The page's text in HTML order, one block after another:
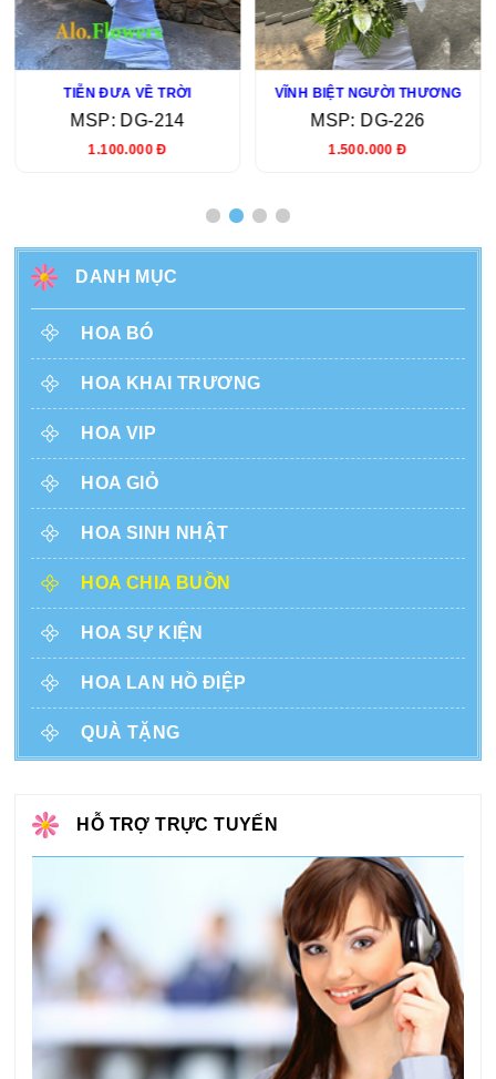
TIỄN ĐƯA VỀ TRỜI
MSP: DG-214
1.100.000 Đ
VĨNH BIỆT NGƯỜI THƯƠNG
MSP: DG-226
1.500.000 Đ
DANH MỤC
HOA BÓ
HOA KHAI TRƯƠNG
HOA VIP
HOA GIỎ
HOA SINH NHẬT
HOA CHIA BUỒN
HOA SỰ KIỆN
HOA LAN HỒ ĐIỆP
QUÀ TẶNG
HỖ TRỢ TRỰC TUYẾN